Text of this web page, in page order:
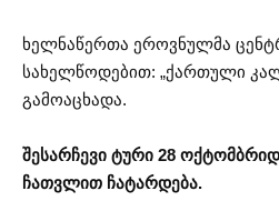
ხელნაწერთა ეროვნულმა
სახელწოდებით: „ქართული
გამოაცხადა.
შესარჩევი ტური 28
ჩათვლით ჩატარდება.